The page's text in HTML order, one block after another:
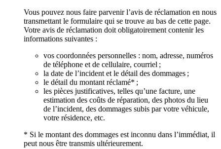
Vous pouvez nous faire parvenir l’avis de réclamation en nous
transmettant le formulaire qui se trouve au bas de cette page.
Votre avis de réclamation doit obligatoirement contenir les
informations suivantes :
vos coordonnées personnelles : nom, adresse, numéros
de téléphone et de cellulaire, courriel ;
la date de l’incident et le détail des dommages ;
le détail du montant réclamé* ;
les pièces justificatives, telles qu’une facture, une
estimation des coûts de réparation, des photos du lieu
de l’incident, des dommages subis par votre véhicule,
votre résidence, etc.
* Si le montant des dommages est inconnu dans l’immédiat, il
peut nous être transmis ultérieurement.